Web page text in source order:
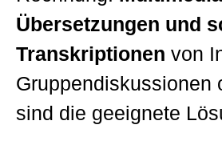
Übersetzungen und
Transkriptionen von
Gruppendiskussionen
sind die geeignete